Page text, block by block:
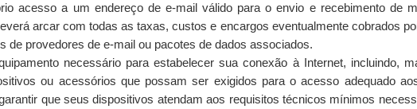
acesso a um endereço de e-mail válido para o envio e recebimento de
arcar com todas as taxas, custos e encargos eventualmente cobrados
provedores de e-mail ou pacotes de dados associados.
necessário para estabelecer sua conexão à Internet, incluindo,
ou acessórios que possam ser exigidos para o acesso adequado
que seus dispositivos atendam aos requisitos técnicos mínimos